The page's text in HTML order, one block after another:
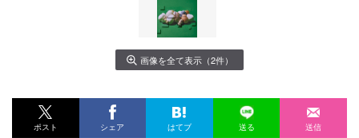
画像を全て表示（2件）
ポスト シェア はてブ 送る 送信